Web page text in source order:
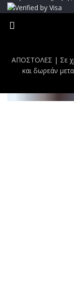
ΑΠΟΣΤΟΛΕΣ | Σε
και δωρεάν